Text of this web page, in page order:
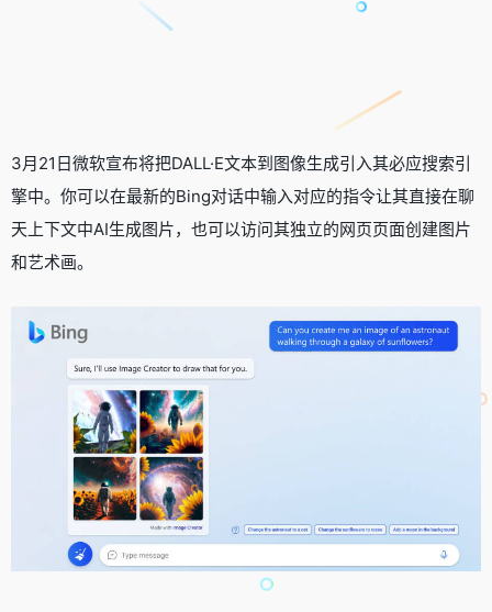
3月21日微软宣布将把DALL·E文本到图像生成引入其必应搜索引
擎中。你可以在最新的Bing对话中输入对应的指令让其直接在聊
天上下文中AI生成图片，也可以访问其独立的网页页面创建图片
和艺术画。